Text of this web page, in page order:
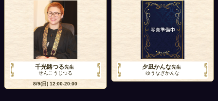
千光路つる先生
せんこうじつる
8/9(日)12:00-20:00
夕凪かんな先生
ゆうなぎかんな